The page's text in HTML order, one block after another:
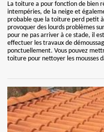
La toiture a pour fonction de bien
intempéries, de la neige et
probable que la toiture perd petit
provoquer des lourds problèmes
pour ne pas arriver à ce stade, il
effectuer les travaux de
ponctuellement. Vous pouvez
toiture pour nettoyer les mousses